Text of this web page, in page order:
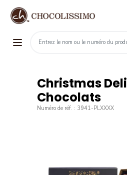
Christmas
Chocolats
Numéro de réf. : 3941-PLXXXX